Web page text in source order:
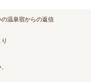
の温泉宿からの返信